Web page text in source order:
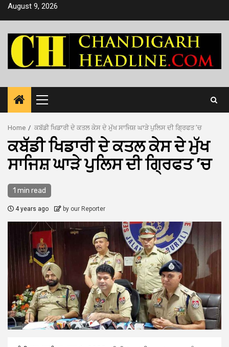
SkipAugust 9, 2026
Primary
Menu
Home ਕਬੱਡੀ ਖਿਡਾਰੀ ਦੇ ਕਤਲ ਕੇਸ ਦੇ ਮੁੱਖ ਸਾਜਿਸ਼ ਘਾੜੇ ਪੁਲਿਸ ਦੀ ਗਿ੍ਰਫਤ ’ਚ
ਕਬੱਡੀ ਖਿਡਾਰੀ ਦੇ ਕਤਲ ਕੇਸ ਦੇ ਮੁੱਖ
ਸਾਜਿਸ਼ ਘਾੜੇ ਪੁਲਿਸ ਦੀ ਗਿ੍ਰਫਤ ’ਚ
1 min read
4 years ago by our Reporter